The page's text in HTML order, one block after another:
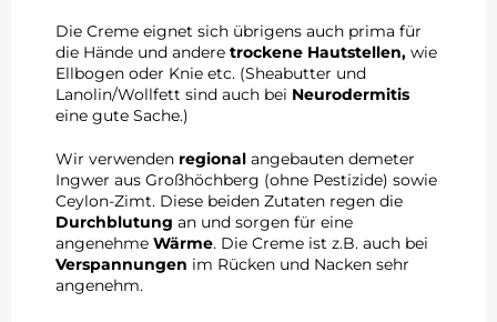
Die Creme eignet sich übrigens auch prima für
die Hände und andere trockene Hautstellen, wie
Ellbogen oder Knie etc. (Sheabutter und
Lanolin/Wollfett sind auch bei Neurodermitis
eine gute Sache.)
Wir verwenden regional angebauten demeter
Ingwer aus Großhöchberg (ohne Pestizide) sowie
Ceylon-Zimt. Diese beiden Zutaten regen die
Durchblutung an und sorgen für eine
angenehme Wärme. Die Creme ist z.B. auch bei
Verspannungen im Rücken und Nacken sehr
angenehm.